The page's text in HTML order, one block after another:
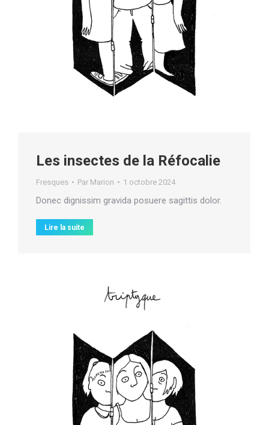
Les insectes de la Réfocalie
Fresques Par Marion 1 octobre 2024
Donec dignissim gravida posuere sagittis dolor.
Lire la suite